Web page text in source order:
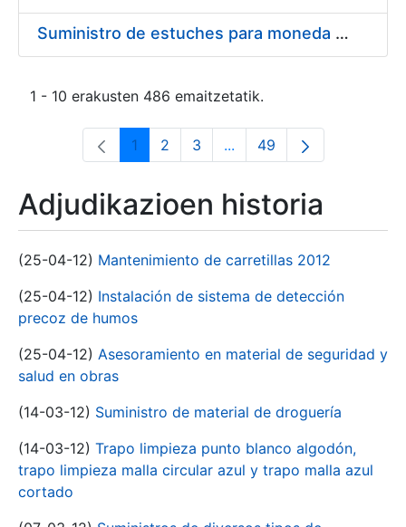
Suministro de estuches para moneda de 30 €
1 - 10 erakusten 486 emaitzetatik.
Orrialdea
1 Orrialdea
2 Orrialdea
3 ...Intermediate Pages Use
Orrialdea
49
Adjudikazioen historia
(25-04-12) Mantenimiento de carretillas 2012
(25-04-12) Instalación de sistema de detección
precoz de humos
(25-04-12) Asesoramiento en material de seguridad y
salud en obras
(14-03-12) Suministro de material de droguería
(14-03-12) Trapo limpieza punto blanco algodón,
trapo limpieza malla circular azul y trapo malla azul
cortado